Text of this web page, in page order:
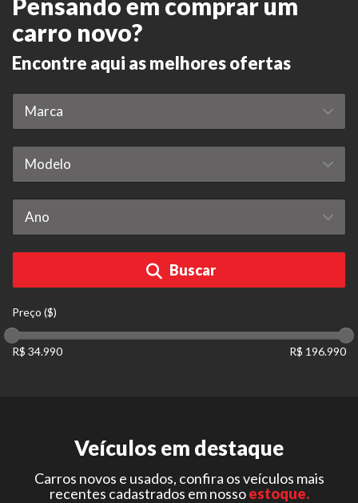
carro novo?
Encontre aqui as melhores ofertas
Buscar
Preço ($)
R$ 34.990 R$ 196.990
Veículos em destaque
Carros novos e usados, confira os veículos mais
recentes cadastrados em nossoestoque.